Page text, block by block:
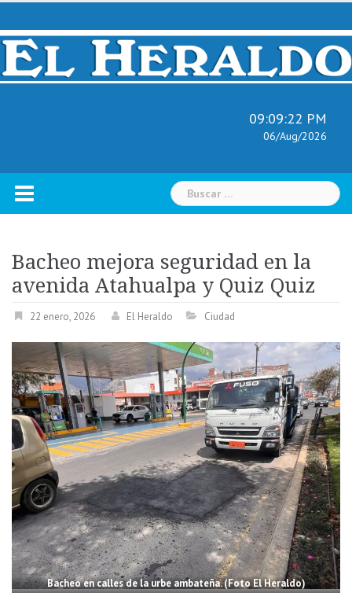
Skip
content
09:09:23 PM
06/Aug/2026
Buscar:
Bacheo mejora seguridad en la
avenida Atahualpa y Quiz Quiz
22 enero, 2026 El Heraldo Ciudad
Bacheo en calles de la urbe ambateña. (Foto El Heraldo)